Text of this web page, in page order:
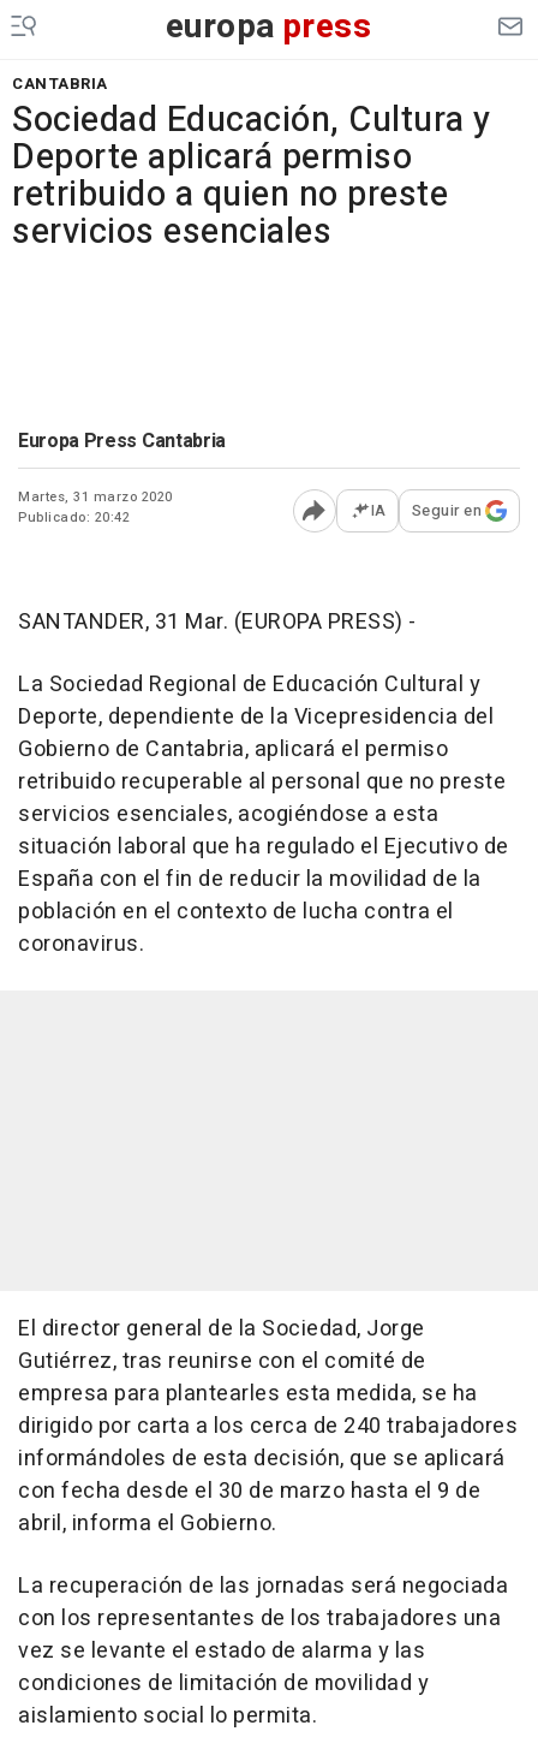
europa press
CANTABRIA
Sociedad Educación, Cultura y
Deporte aplicará permiso
retribuido a quien no preste
servicios esenciales
Europa Press Cantabria
Martes, 31 marzo 2020
Publicado: 20:42
Abrir opciones para
IA Seguir en
SANTANDER, 31 Mar. (EUROPA PRESS) -
La Sociedad Regional de Educación Cultural y
Deporte, dependiente de la Vicepresidencia del
Gobierno de Cantabria, aplicará el permiso
retribuido recuperable al personal que no preste
servicios esenciales, acogiéndose a esta
situación laboral que ha regulado el Ejecutivo de
España con el fin de reducir la movilidad de la
población en el contexto de lucha contra el
coronavirus.
El director general de la Sociedad, Jorge
Gutiérrez, tras reunirse con el comité de
empresa para plantearles esta medida, se ha
dirigido por carta a los cerca de 240 trabajadores
informándoles de esta decisión, que se aplicará
con fecha desde el 30 de marzo hasta el 9 de
abril, informa el Gobierno.
La recuperación de las jornadas será negociada
con los representantes de los trabajadores una
vez se levante el estado de alarma y las
condiciones de limitación de movilidad y
aislamiento social lo permita.